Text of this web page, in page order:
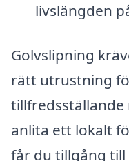
livslängden
Golvslipning
rätt utrustning
tillfredsställande
anlita ett lokalt
får du tillgång till